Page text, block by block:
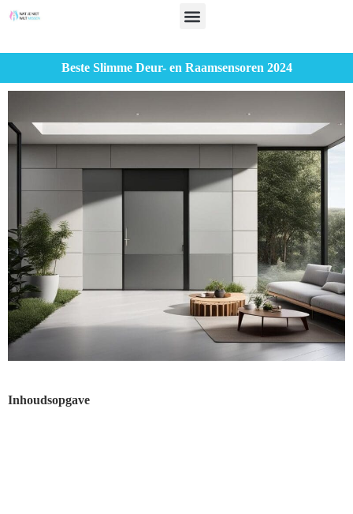
Beste Slimme Deur- en Raamsensoren 2024
Inhoudsopgave